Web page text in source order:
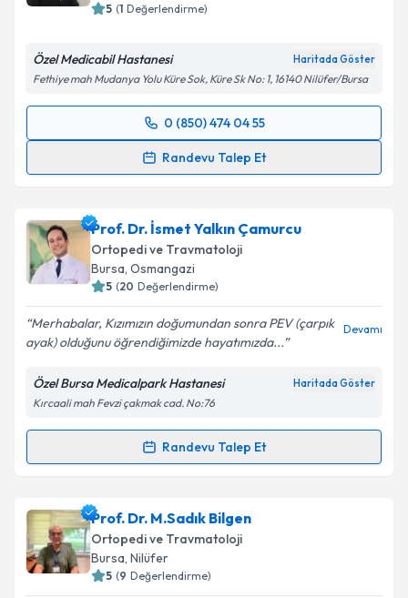
Kişisel verilerimin işlenmesine ilişkinAydınlatma
kapsamda işlenmesini kabul ediyorum.
Takvim Talebini Gönder
5 (1 Değerlendirme)
Özel Medicabil Hastanesi Haritada Göster
Fethiye mah Mudanya Yolu Küre Sok, Küre Sk No: 1, 16140 Nilüfer/Bursa
0 (850) 474 04 55
Randevu Talep Et
Randevu Takvimi Talebi
için bir takvim hazırlandığında e-posta ile
bilgilendireceğiz.
E-posta Adresiniz
Metni'ni okudum ve kişisel verilerimin belirtilen
kapsamda işlenmesini kabul ediyorum.
Takvim Talebini Gönder
Prof. Dr. İsmet Yalkın Çamurcu
Ortopedi ve Travmatoloji
Bursa, Osmangazi
5 (20 Değerlendirme)
Merhabalar, Kızımızın doğumundan sonra PEV (çarpık
ayak) olduğunu öğrendiğimizde hayatımızda...
Devamı
Özel Bursa Medicalpark Hastanesi Haritada Göster
Kırcaali mah Fevzi çakmak cad. No:76
Randevu Talep Et
Randevu Takvimi Talebi
Prof. Dr. İsmet Yalkın Çamurcu
talebi oluşturun. Size bu uzmandan randevu almanız
için bir takvim hazırlandığında e-posta ile
bilgilendireceğiz.
Prof. Dr. M.Sadık Bilgen
Ortopedi ve Travmatoloji
Bursa, Nilüfer
5 (9 Değerlendirme)